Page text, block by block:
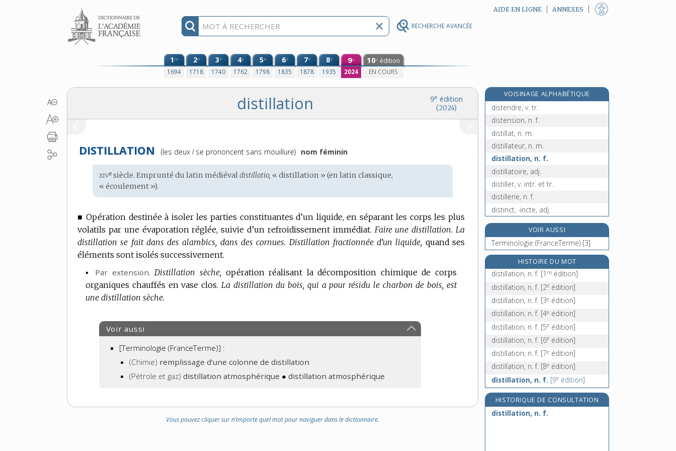
RECHERCHE AVANCÉE
Aller au contenu AIDE EN LIGNE ANNEXES
1re
1694
2e
1718
3e
1740
4e
1762
5e
1798
6e
1835
7e
1878
8e
1935
9e
2024
10e édition
EN COURS
9e édition
(2024)
distillation
DISTILLATION
Prononciation
(les deuxlse prononcent sans mouillure) nom féminin
Étymologie
:
xive siècle. Emprunté dulatin médiévaldistillatio, « distillation » (enlatin classique,
« écoulement »).
■Opération destinée à isoler les parties constituantes d’un liquide, en séparant les corps les plus
volatils par une évaporation réglée, suivie d’un refroidissement immédiat. Faire une distillation. La
distillation se fait dans des alambics, dans des cornues. Distillation fractionnée d’un liquide, quand ses
éléments sont isolés successivement.
▪ Par extension. Distillation sèche, opération réalisant la décomposition chimique de corps
organiques chauffés en vase clos. La distillation du bois, qui a pour résidu le charbon de bois, est
une distillation sèche.
Voir aussi
[Terminologie (FranceTerme)] :
(Chimie) remplissage d’une colonne de distillation
(Pétrole et gaz)distillation atmosphérique ●distillation atmosphérique
Vous pouvez cliquer sur n’importe quel mot pour naviguer dans le dictionnaire.
VOISINAGE ALPHABÉTIQUE
distant, -ante, adj.
distendre, v. tr.
distension, n. f.
distillat, n. m.
distillateur, n. m.
distillation, n. f.
distillatoire, adj.
distiller, v. intr. et tr.
distillerie, n. f.
distinct, -incte, adj.
distinctement, adv.
distinctif, -ive, adj.
distinction, n. f.
distingué, -ée, adj.
distinguer, v. tr.
VOIR AUSSI
Terminologie (FranceTerme) [3]
HISTOIRE DU MOT
distillation, n. f. [1 re édition]
distillation, n. f. [2e édition]
distillation, n. f. [3e édition]
distillation, n. f. [4e édition]
distillation, n. f. [5e édition]
distillation, n. f. [6e édition]
distillation, n. f. [7e édition]
distillation, n. f. [8e édition]
distillation, n. f. [9e édition]
HISTORIQUE DE CONSULTATION
distillation, n. f.